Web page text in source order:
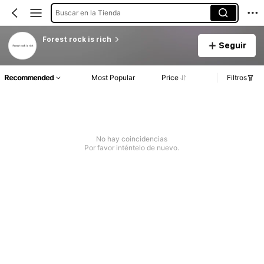
Buscar en la Tienda
Forest rock is rich
Seguir
Recommended Most Popular Price Filtros
No hay coincidencias
Por favor inténtelo de nuevo.